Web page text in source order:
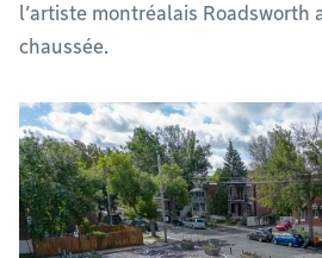
l’artiste montréalais Roadsworth
chaussée.